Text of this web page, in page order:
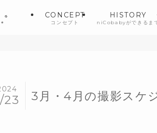
CONCEPT
コンセプト
HISTORY
niCobabyができるま
3月・4月の撮影スケ
23